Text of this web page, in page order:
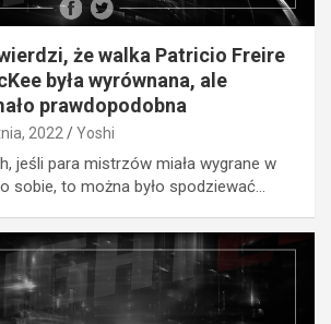
że walka Patricio Freire
była wyrównana, ale
prawdopodobna
2022 Yoshi
jeśli para mistrzów miała wygrane w
sobie, to można było spodziewać…